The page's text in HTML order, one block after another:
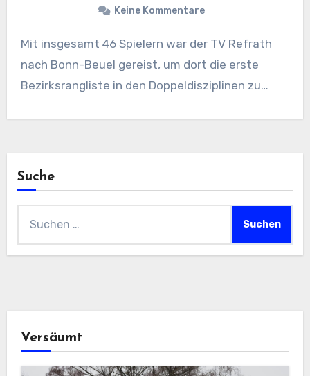
Keine Kommentare
Mit insgesamt 46 Spielern war der TV Refrath
nach Bonn-Beuel gereist, um dort die erste
Bezirksrangliste in den Doppeldisziplinen zu…
Suche
nach:
Versäumt